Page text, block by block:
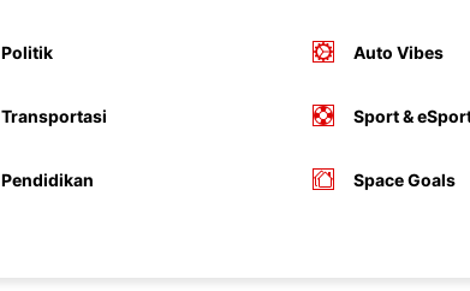
Politik
Transportasi
Pendidikan
Auto Vibes
Sport &
Space Goals